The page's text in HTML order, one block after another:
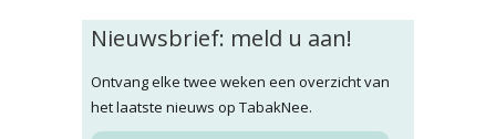
Nieuwsbrief: meld u aan!
Ontvang elke twee weken een overzicht van
het laatste nieuws op TabakNee.